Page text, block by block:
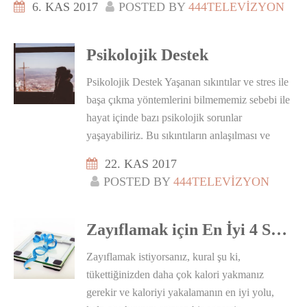
6. KAS 2017 POSTED BY 444TELEVIZYON
Psikolojik Destek
Psikolojik Destek Yaşanan sıkıntılar ve stres ile
başa çıkma yöntemlerini bilmememiz sebebi ile
hayat içinde bazı psikolojik sorunlar
yaşayabiliriz. Bu sıkıntıların anlaşılması ve
edilmesi için destek almak şarttır. Bu sıkıntılar
ile başa çıkmak için konunun uzmanından
çevresinde yer alan psikologlardan
faydalanarak bu sıkıntılı durumdan kurtulmanız
mümkün. İzmir psikolog ve psikiyatri desteği
için konusunda uzman olan Doç. Dr. Ozan
Pazvantoğlu’ ndan destek alabilirsiniz.
22. KAS 2017
POSTED BY444TELEVIZYON
Zayıflamak için En İyi 4 Spor Aleti
Zayıflamak istiyorsanız, kural şu ki,
tükettiğinizden daha çok kalori yakmanız
gerekir ve kaloriyi yakalamanın en iyi yolu,